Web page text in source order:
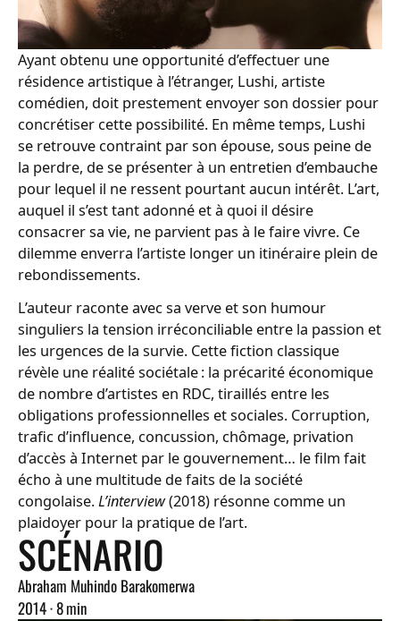
Ayant obtenu une opportunité d’effectuer une
résidence artistique à l’étranger, Lushi, artiste
comédien, doit prestement envoyer son dossier pour
concrétiser cette possibilité. En même temps, Lushi
se retrouve contraint par son épouse, sous peine de
la perdre, de se présenter à un entretien d’embauche
pour lequel il ne ressent pourtant aucun intérêt. L’art,
auquel il s’est tant adonné et à quoi il désire
consacrer sa vie, ne parvient pas à le faire vivre. Ce
dilemme enverra l’artiste longer un itinéraire plein de
rebondissements.
L’auteur raconte avec sa verve et son humour
singuliers la tension irréconciliable entre la passion et
les urgences de la survie. Cette fiction classique
révèle une réalité sociétale : la précarité économique
de nombre d’artistes en RDC, tiraillés entre les
obligations professionnelles et sociales. Corruption,
trafic d’influence, concussion, chômage, privation
d’accès à Internet par le gouvernement… le film fait
écho à une multitude de faits de la société
congolaise.L’interview(2018) résonne comme un
plaidoyer pour la pratique de l’art.
SCÉNARIO
Abraham Muhindo Barakomerwa
2014 · 8 min